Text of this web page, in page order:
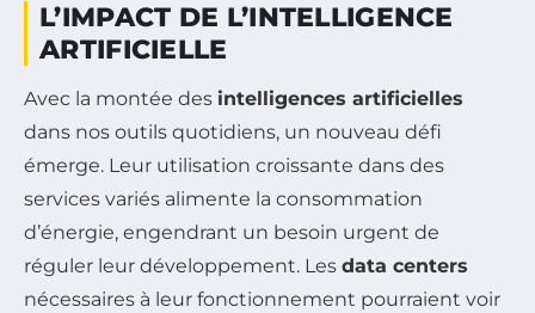
L’IMPACT DE L’INTELLIGENCE
ARTIFICIELLE
Avec la montée des intelligences artificielles
dans nos outils quotidiens, un nouveau défi
émerge. Leur utilisation croissante dans des
services variés alimente la consommation
d’énergie, engendrant un besoin urgent de
réguler leur développement. Les data centers
nécessaires à leur fonctionnement pourraient voir